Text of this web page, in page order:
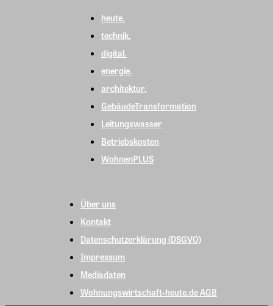
heute.
technik.
digital.
energie.
architektur.
GebäudeTransformation
Leitungswasser
Betriebskosten
WohnenPLUS
Über uns
Kontakt
Datenschutzerklärung (DSGVO)
Impressum
Mediadaten
Wohnungswirtschaft-heute.de AGB